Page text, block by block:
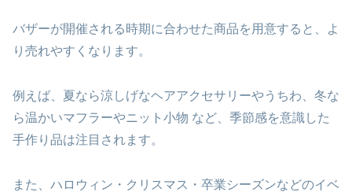
バザーが開催される時期に合わせた商品を用意すると、よ
り売れやすくなります。
例えば、夏なら涼しげなヘアアクセサリーやうちわ、冬な
ら温かいマフラーやニット小物 など、季節感を意識した
手作り品は注目されます。
また、ハロウィン・クリスマス・卒業シーズンなどのイベ